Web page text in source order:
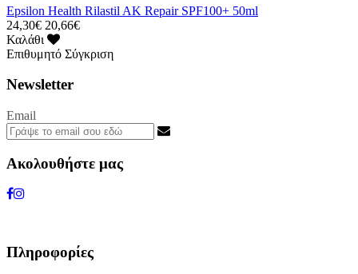
Epsilon Health Rilastil AK Repair SPF100+ 50ml
24,30€ 20,66€
Καλάθι
Επιθυμητό Σύγκριση
Newsletter
Email
Ακολουθήστε μας
Πληροφορίες